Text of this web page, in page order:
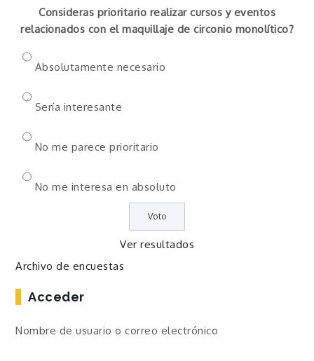
Consideras prioritario realizar cursos y eventos
relacionados con el maquillaje de circonio monolítico?
Absolutamente necesario
Sería interesante
No me parece prioritario
No me interesa en absoluto
Ver resultados
Archivo de encuestas
Acceder
Nombre de usuario o correo electrónico